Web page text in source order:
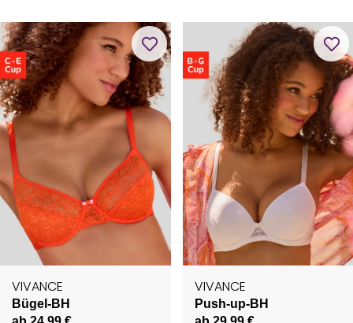
VIVANCE
Bügel-BH
VIVANCE
Push-up-BH